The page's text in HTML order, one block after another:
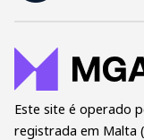
Este site é operado
registrada em Malta